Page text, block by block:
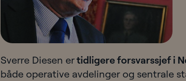
Sverre Diesen ertidligere forsvarssjef i
både operative avdelinger og sentrale